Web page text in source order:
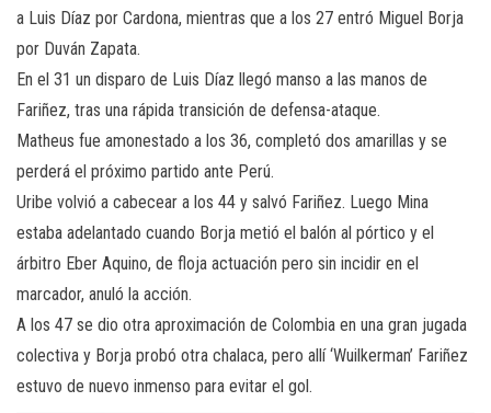
a Luis Díaz por Cardona, mientras que a los 27 entró Miguel Borja
por Duván Zapata.
En el 31 un disparo de Luis Díaz llegó manso a las manos de
Fariñez, tras una rápida transición de defensa-ataque.
Matheus fue amonestado a los 36, completó dos amarillas y se
perderá el próximo partido ante Perú.
Uribe volvió a cabecear a los 44 y salvó Fariñez. Luego Mina
estaba adelantado cuando Borja metió el balón al pórtico y el
árbitro Eber Aquino, de floja actuación pero sin incidir en el
marcador, anuló la acción.
A los 47 se dio otra aproximación de Colombia en una gran jugada
colectiva y Borja probó otra chalaca, pero allí ‘Wuilkerman’ Fariñez
estuvo de nuevo inmenso para evitar el gol.